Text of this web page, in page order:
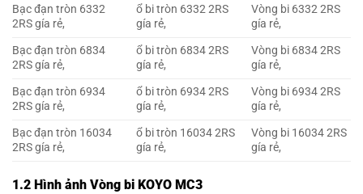
Bạc đạn tròn 6332
2RS gía rẻ,
ổ bi tròn 6332 2RS
gía rẻ,
Vòng bi 6332 2RS
gía rẻ,
Bạc đạn tròn 6834
2RS gía rẻ,
ổ bi tròn 6834 2RS
gía rẻ,
Vòng bi 6834 2RS
gía rẻ,
Bạc đạn tròn 6934
2RS gía rẻ,
ổ bi tròn 6934 2RS
gía rẻ,
Vòng bi 6934 2RS
gía rẻ,
Bạc đạn tròn 16034
2RS gía rẻ,
ổ bi tròn 16034 2RS
gía rẻ,
Vòng bi 16034 2RS
gía rẻ,
1.2 Hình ảnh Vòng bi KOYO MC3